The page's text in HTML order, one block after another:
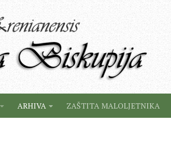
ARHIVA ZAŠTITA MALOLJETNIKA